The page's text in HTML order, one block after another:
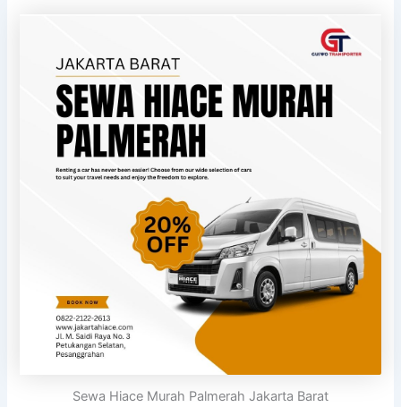
Sewa Hiace Murah Palmerah Jakarta Barat